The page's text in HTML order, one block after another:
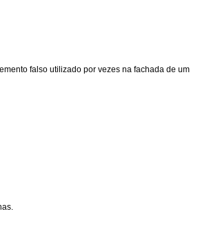
falso utilizado por vezes na fachada de um